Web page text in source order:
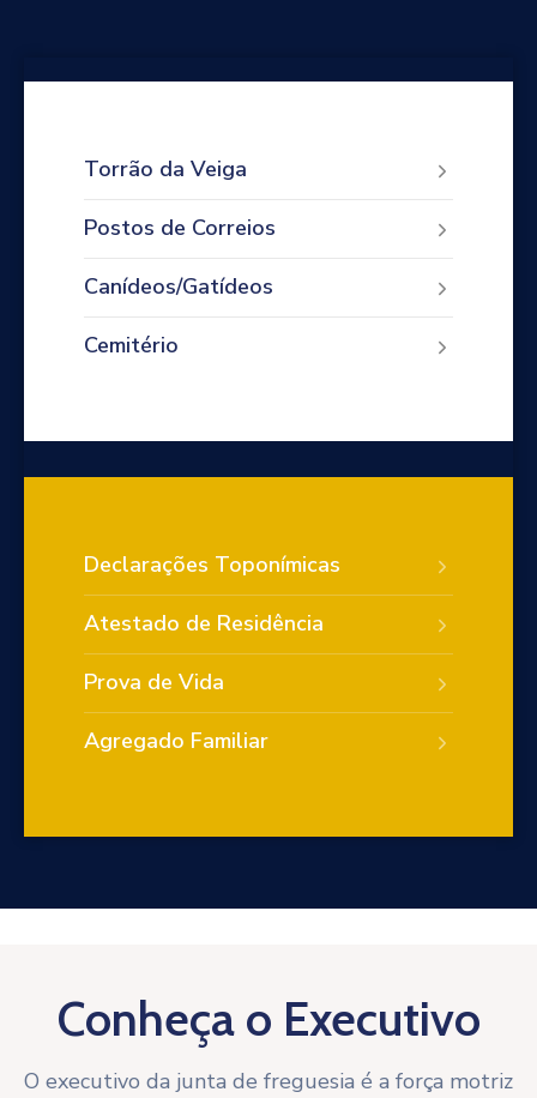
Torrão da Veiga
Postos de Correios
Canídeos/Gatídeos
Cemitério
Declarações Toponímicas
Atestado de Residência
Prova de Vida
Agregado Familiar
Conheça o Executivo
O executivo da junta de freguesia é a força motriz